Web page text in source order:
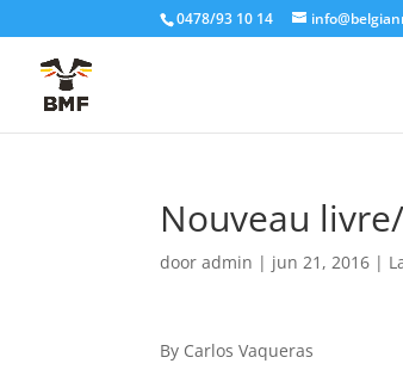
0478/93 10 14
Nouveau
dooradmin | jun 21, 2016 |
By Carlos Vaqueras